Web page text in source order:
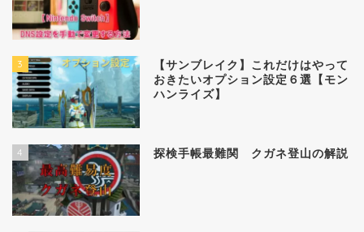
3
【サンブレイク】これだけはやって
おきたいオプション設定６選【モン
ハンライズ】
4 探検手帳最難関 クガネ登山の解説